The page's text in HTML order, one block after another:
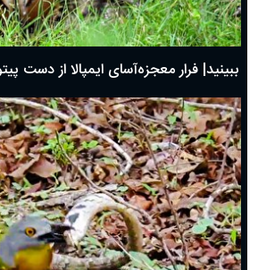
ببینید| فرار معجزه‌آسای ایمپالا از دست